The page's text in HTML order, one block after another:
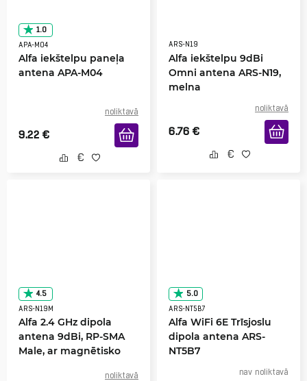
1.0
APA-M04
Alfa iekštelpu paneļa
antena APA-M04
noliktavā
9.22 €
ARS-N19
Alfa iekštelpu 9dBi
Omni antena ARS-N19,
melna
noliktavā
6.76 €
4.5
ARS-N19M
Alfa 2.4 GHz dipola
antena 9dBi, RP-SMA
Male, ar magnētisko
noliktavā
5.0
ARS-NT5B7
Alfa WiFi 6E Trīsjoslu
dipola antena ARS-
NT5B7
nav noliktavā